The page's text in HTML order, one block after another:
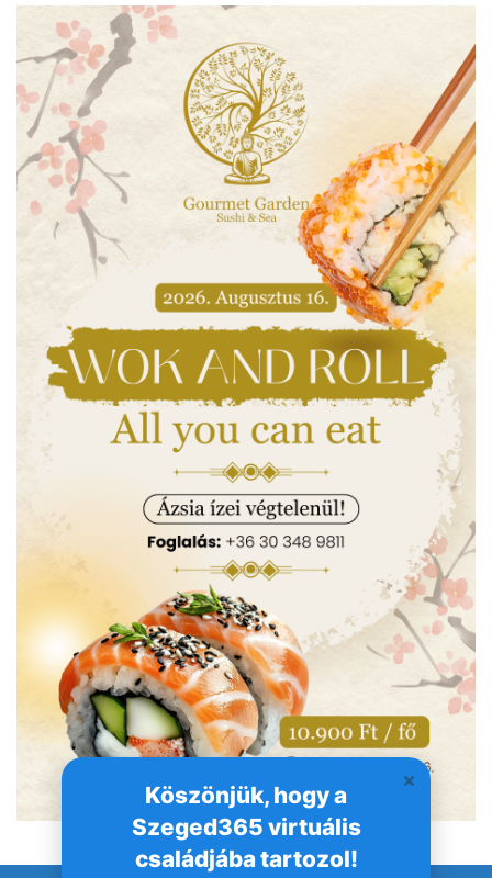
Köszönjük, hogy a
Szeged365 virtuális
családjába tartozol!